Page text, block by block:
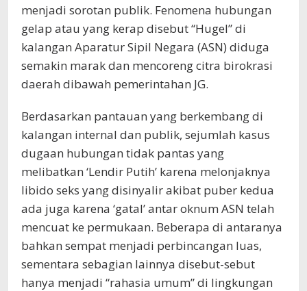
menjadi sorotan publik. Fenomena hubungan
gelap atau yang kerap disebut “Hugel” di
kalangan Aparatur Sipil Negara (ASN) diduga
semakin marak dan mencoreng citra birokrasi
daerah dibawah pemerintahan JG.
Berdasarkan pantauan yang berkembang di
kalangan internal dan publik, sejumlah kasus
dugaan hubungan tidak pantas yang
melibatkan ‘Lendir Putih’ karena melonjaknya
libido seks yang disinyalir akibat puber kedua
ada juga karena ‘gatal’ antar oknum ASN telah
mencuat ke permukaan. Beberapa di antaranya
bahkan sempat menjadi perbincangan luas,
sementara sebagian lainnya disebut-sebut
hanya menjadi “rahasia umum” di lingkungan